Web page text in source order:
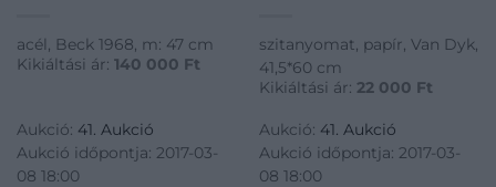
acél, Beck 1968, m: 47 cm
Kikiáltási ár: 140 000 Ft
Aukció: 41. Aukció
Aukció időpontja: 2017-03-
08 18:00
szitanyomat, papír, Van Dyk,
41,5*60 cm
Kikiáltási ár: 22 000 Ft
Aukció: 41. Aukció
Aukció időpontja: 2017-03-
08 18:00